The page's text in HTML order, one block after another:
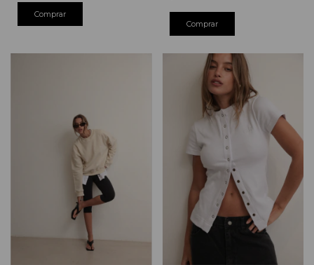
Comprar